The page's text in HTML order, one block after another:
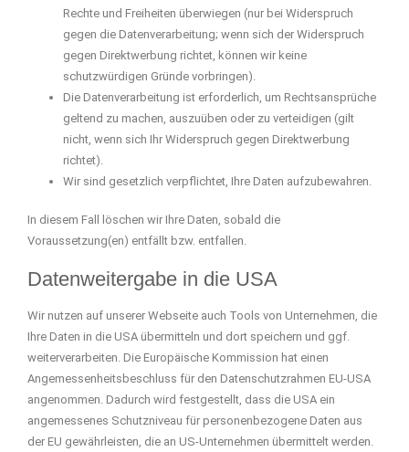
Rechte und Freiheiten überwiegen (nur bei Widerspruch
gegen die Datenverarbeitung; wenn sich der Widerspruch
gegen Direktwerbung richtet, können wir keine
schutzwürdigen Gründe vorbringen).
Die Datenverarbeitung ist erforderlich, um Rechtsansprüche
geltend zu machen, auszuüben oder zu verteidigen (gilt
nicht, wenn sich Ihr Widerspruch gegen Direktwerbung
richtet).
Wir sind gesetzlich verpflichtet, Ihre Daten aufzubewahren.
In diesem Fall löschen wir Ihre Daten, sobald die
Voraussetzung(en) entfällt bzw. entfallen.
Datenweitergabe in die USA
Wir nutzen auf unserer Webseite auch Tools von Unternehmen, die
Ihre Daten in die USA übermitteln und dort speichern und ggf.
weiterverarbeiten. Die Europäische Kommission hat einen
Angemessenheitsbeschluss für den Datenschutzrahmen EU-USA
angenommen. Dadurch wird festgestellt, dass die USA ein
angemessenes Schutzniveau für personenbezogene Daten aus
der EU gewährleisten, die an US-Unternehmen übermittelt werden.